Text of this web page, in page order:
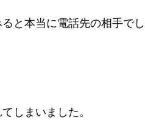
と本当に電話先の相手でし
しまいました。